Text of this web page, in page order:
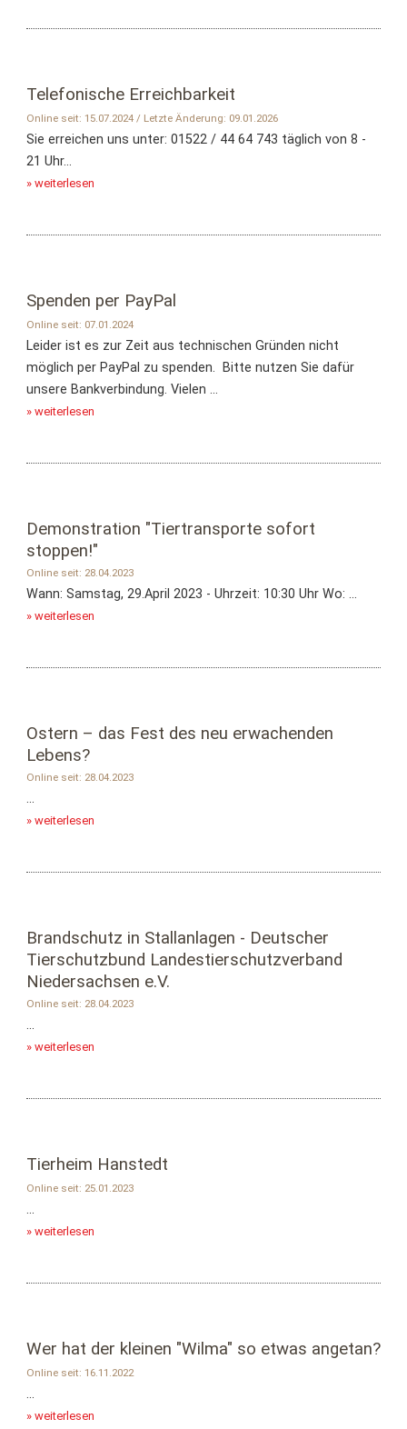
Telefonische Erreichbarkeit
Online seit: 15.07.2024 / Letzte Änderung: 09.01.2026
Sie erreichen uns unter: 01522 / 44 64 743 täglich von 8 -
21 Uhr...
» weiterlesen
Spenden per PayPal
Online seit: 07.01.2024
Leider ist es zur Zeit aus technischen Gründen nicht
möglich per PayPal zu spenden. Bitte nutzen Sie dafür
unsere Bankverbindung. Vielen ...
» weiterlesen
Demonstration "Tiertransporte sofort
stoppen!"
Online seit: 28.04.2023
Wann: Samstag, 29.April 2023 - Uhrzeit: 10:30 Uhr Wo: ...
» weiterlesen
Ostern – das Fest des neu erwachenden
Lebens?
Online seit: 28.04.2023
...
» weiterlesen
Brandschutz in Stallanlagen - Deutscher
Tierschutzbund Landestierschutzverband
Niedersachsen e.V.
Online seit: 28.04.2023
...
» weiterlesen
Tierheim Hanstedt
Online seit: 25.01.2023
...
» weiterlesen
Wer hat der kleinen "Wilma" so etwas angetan?
Online seit: 16.11.2022
...
» weiterlesen